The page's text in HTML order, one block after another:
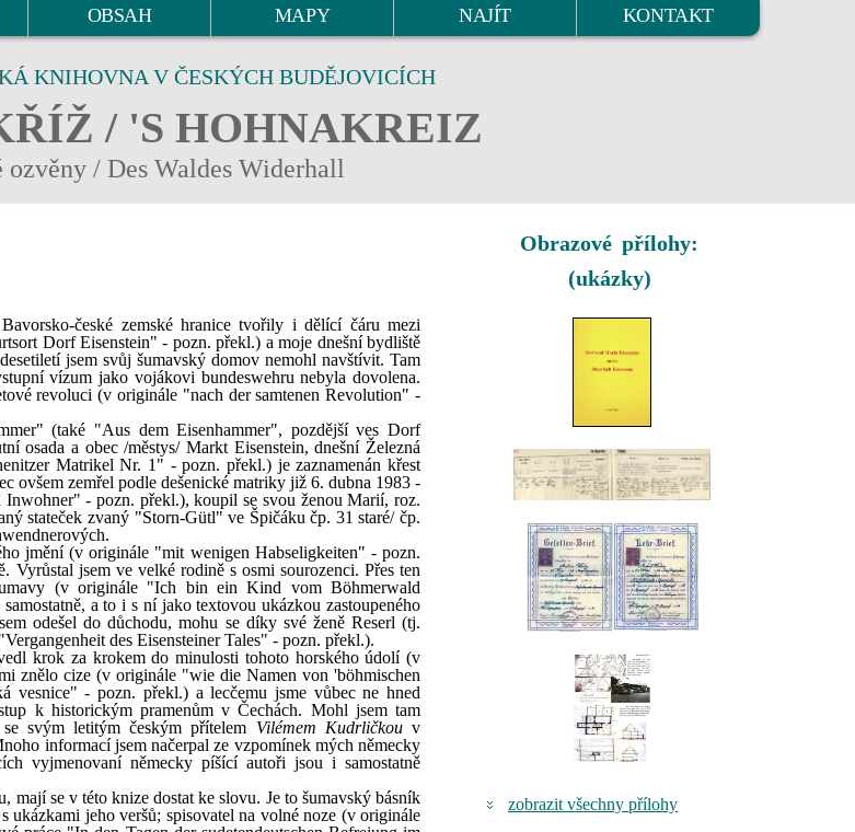
OBSAH MAPY NAJÍT KONTAKT
KNIHOVNA V ČESKÝCH BUDĚJOVICÍCH
/ 'S HOHNAKREIZ
ozvěny / Des Waldes Widerhall
české zemské hranice tvořily i dělící čáru mezi
Dorf Eisenstein" - pozn. překl.) a moje dnešní bydliště
jsem svůj šumavský domov nemohl navštívit. Tam
vízum jako vojákovi bundeswehru nebyla dovolena.
revoluci (v originále "nach der samtenen Revolution" -
(také "Aus dem Eisenhammer", pozdější ves Dorf
osada a obec /městys/ Markt Eisenstein, dnešní Železná
Matrikel Nr. 1" - pozn. překl.) je zaznamenán křest
ovšem zemřel podle dešenické matriky již 6. dubna 1983 -
- pozn. překl.), koupil se svou ženou Marií, roz.
stateček zvaný "Storn-Gütl" ve Špičáku čp. 31 staré/ čp.
jmění (v originále "mit wenigen Habseligkeiten" - pozn.
jsem ve velké rodině s osmi sourozenci. Přes ten
(v originále "Ich bin ein Kind vom Böhmerwald
a to i s ní jako textovou ukázkou zastoupeného
odešel do důchodu, mohu se díky své ženě Reserl (tj.
des Eisensteiner Tales" - pozn. překl.).
krok za krokem do minulosti tohoto horského údolí (v
znělo cize (v originále "wie die Namen von 'böhmischen
vesnice" - pozn. překl.) a lecčemu jsme vůbec ne hned
k historickým pramenům v Čechách. Mohl jsem tam
svým letitým českým přítelem Vilémem Kudrličkouv
informací jsem načerpal ze vzpomínek mých německy
vyjmenovaní německy píšící autoři jsou i samostatně
mají se v této knize dostat ke slovu. Je to šumavský básník
jeho veršů; spisovatel na volné noze (v originále
Obrazové přílohy:
(ukázky)
zobrazit všechny přílohy